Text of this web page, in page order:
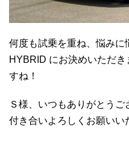
何度も試乗を重ね、悩みに
HYBRID にお決めいただ
すね！
Ｓ様、いつもありがとう
付き合いよろしくお願いい